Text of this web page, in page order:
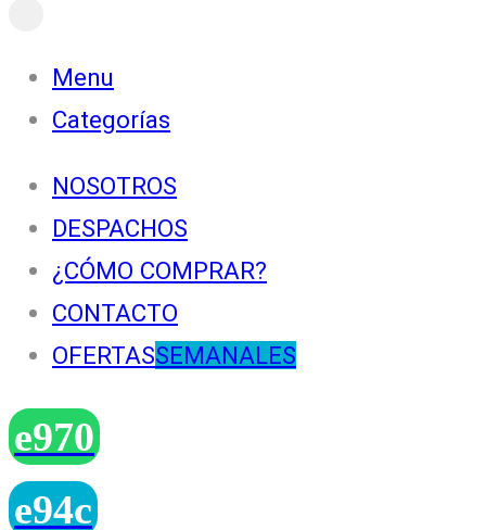
Menu
Categorías
NOSOTROS
DESPACHOS
¿CÓMO COMPRAR?
CONTACTO
OFERTASSEMANALES